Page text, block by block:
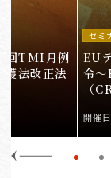
回TMI月例
護法改正法
セミ
EU
令〜
（
開催